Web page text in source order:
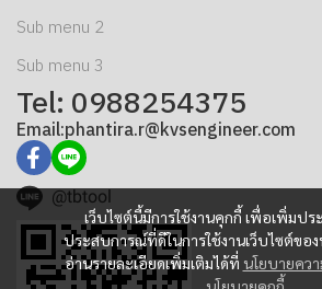
เว็บไซต์นี้มีการใช้งานคุกกี้ เพื่อเพิ่มป
ประสบการณ์ที่ดีในการใช้งานเว็บไซต์ขอ
อ่านรายละเอียดเพิ่มเติมได้ที่ นโยบายคว
Sub menu 2
Sub menu 3
Tel: 0988254375
Email:phantira.r@kvsengineer.com
@tbtool